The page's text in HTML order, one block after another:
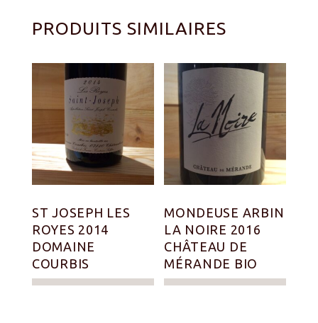
PRODUITS SIMILAIRES
ST JOSEPH LES
ROYES 2014
DOMAINE
COURBIS
MONDEUSE ARBIN
LA NOIRE 2016
CHÂTEAU DE
MÉRANDE BIO